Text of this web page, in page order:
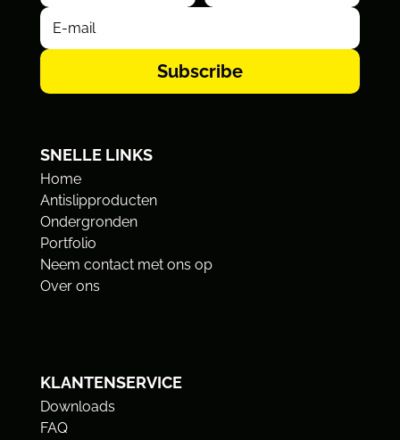
Subscribe
SNELLE LINKS
Home
Antislipproducten
Ondergronden
Portfolio
Neem contact met ons op
Over ons
KLANTENSERVICE
Downloads
FAQ